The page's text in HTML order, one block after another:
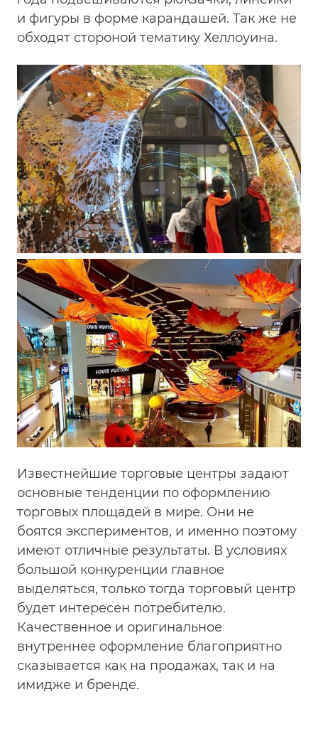
и фигуры в форме карандашей. Так же не
обходят стороной тематику Хеллоуина.
Известнейшие торговые центры задают
основные тенденции по оформлению
торговых площадей в мире. Они не
боятся экспериментов, и именно поэтому
имеют отличные результаты. В условиях
большой конкуренции главное
выделяться, только тогда торговый центр
будет интересен потребителю.
Качественное и оригинальное
внутреннее оформление благоприятно
сказывается как на продажах, так и на
имидже и бренде.